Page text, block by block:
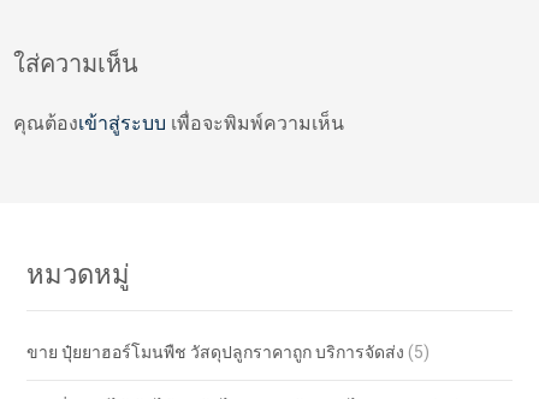
ใส่ความเห็น
คุณต้องเข้าสู่ระบบ เพื่อจะพิมพ์ความเห็น
หมวดหมู่
ขาย ปุ๋ยยาฮอร์โมนพืช วัสดุปลูกราคาถูก บริการจัดส่ง (5)